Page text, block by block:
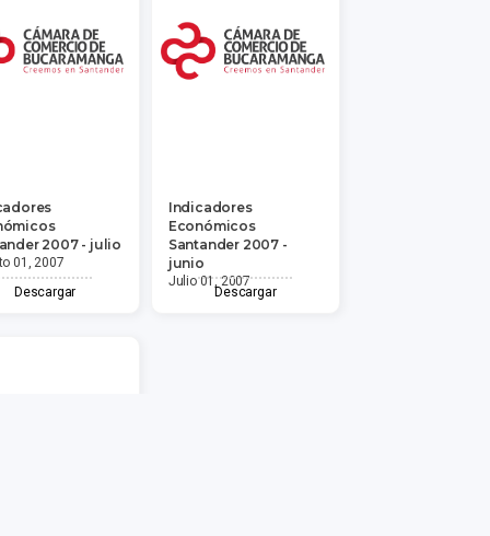
2007 - julio
01, 2007
Descargar
Indicadores
Económicos
Santander 2007 -
junio
Julio 01, 2007
Descargar